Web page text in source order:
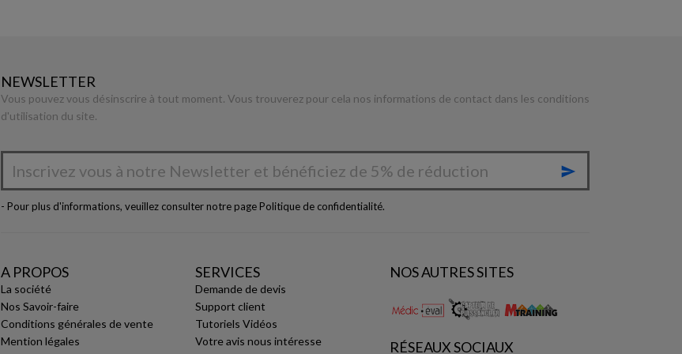
NEWSLETTER
Vous pouvez vous désinscrire à tout moment. Vous trouverez pour cela nos informations de contact dans les conditions
d'utilisation du site.

- Pour plus d'informations, veuillez consulter notre page Politique de confidentialité.
A PROPOS
La société
Nos Savoir-faire
Conditions générales de vente
Mention légales
SERVICES
Demande de devis
Support client
Tutoriels Vidéos
Votre avis nous intéresse
NOS AUTRES SITES
RÉSEAUX SOCIAUX